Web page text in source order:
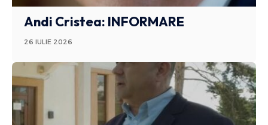
Andi Cristea: INFORMARE
26 IULIE 2026